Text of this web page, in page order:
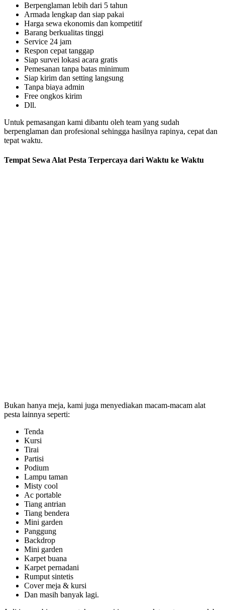
Berpenglaman lebih dari 5 tahun
Armada lengkap dan siap pakai
Harga sewa ekonomis dan kompetitif
Barang berkualitas tinggi
Service 24 jam
Respon cepat tanggap
Siap survei lokasi acara gratis
Pemesanan tanpa batas minimum
Siap kirim dan setting langsung
Tanpa biaya admin
Free ongkos kirim
Dll.
Untuk pemasangan kami dibantu oleh team yang sudah
berpenglaman dan profesional sehingga hasilnya rapinya, cepat dan
tepat waktu.
Tempat Sewa Alat Pesta Terpercaya dari Waktu ke Waktu
Bukan hanya meja, kami juga menyediakan macam-macam alat
pesta lainnya seperti:
Tenda
Kursi
Tirai
Partisi
Podium
Lampu taman
Misty cool
Ac portable
Tiang antrian
Tiang bendera
Mini garden
Panggung
Backdrop
Mini garden
Karpet buana
Karpet pernadani
Rumput sintetis
Cover meja & kursi
Dan masih banyak lagi.